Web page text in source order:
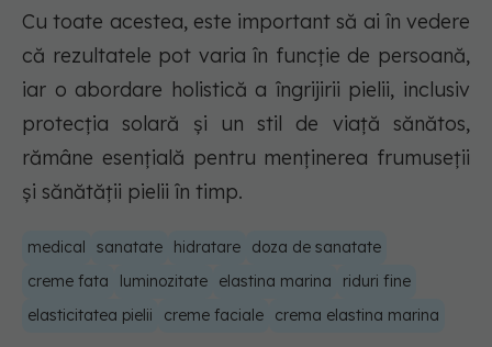
Cu toate acestea, este important să ai în vedere
că rezultatele pot varia în funcție de persoană,
iar o abordare holistică a îngrijirii pielii, inclusiv
protecția solară și un stil de viață sănătos,
rămâne esențială pentru menținerea frumuseții
și sănătății pielii în timp.
medical sanatate hidratare
doza de sanatate
creme fata
luminozitate elastina marina
riduri fine
elasticitatea pielii
creme faciale crema elastina marina